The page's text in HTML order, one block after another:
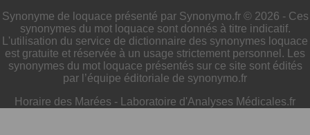
Synonyme de loquace présenté par Synonymo.fr © 2026 - Ces
synonymes du mot loquace sont donnés à titre indicatif.
L'utilisation du service de dictionnaire des synonymes loquace
est gratuite et réservée à un usage strictement personnel. Les
synonymes du mot loquace présentés sur ce site sont édités
par l’équipe éditoriale de synonymo.fr
Horaire des Marées - Laboratoire d'Analyses Médicales.fr